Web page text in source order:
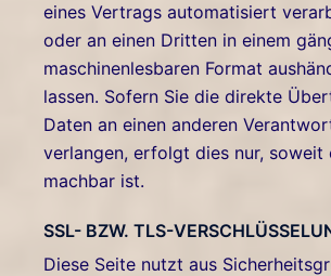
eines Vertrags automatisiert
oder an einen Dritten in einem
maschinenlesbaren Format
lassen. Sofern Sie die direkte
Daten an einen anderen
verlangen, erfolgt dies nur, soweit
machbar ist.
SSL- BZW. TLS-
Diese Seite nutzt aus